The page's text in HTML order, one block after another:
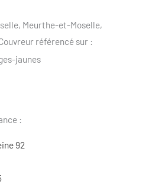
Meurthe-et-Moselle,
référencé sur :
:
92